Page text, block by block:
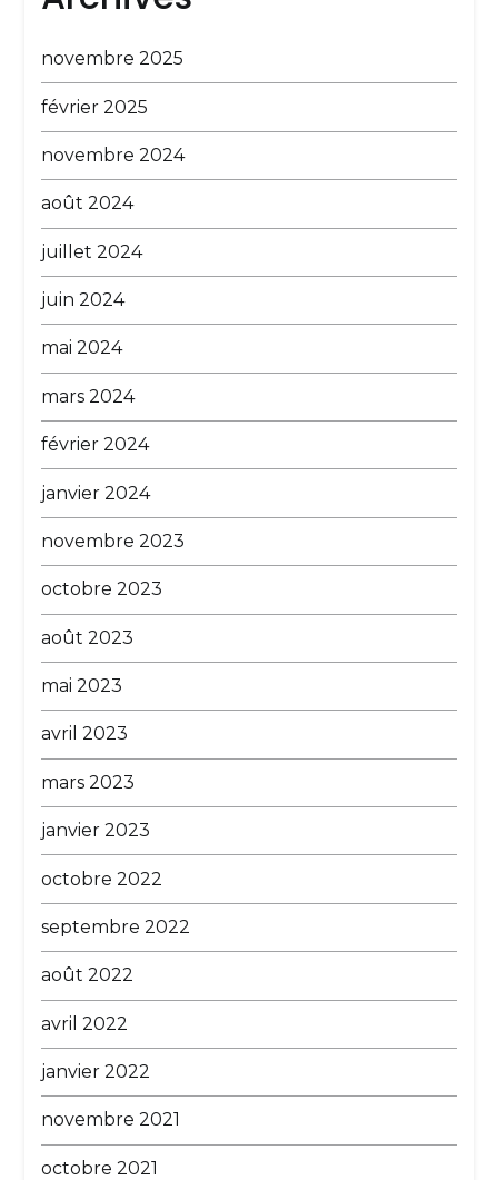
novembre 2025
février 2025
novembre 2024
août 2024
juillet 2024
juin 2024
mai 2024
mars 2024
février 2024
janvier 2024
novembre 2023
octobre 2023
août 2023
mai 2023
avril 2023
mars 2023
janvier 2023
octobre 2022
septembre 2022
août 2022
avril 2022
janvier 2022
novembre 2021
octobre 2021